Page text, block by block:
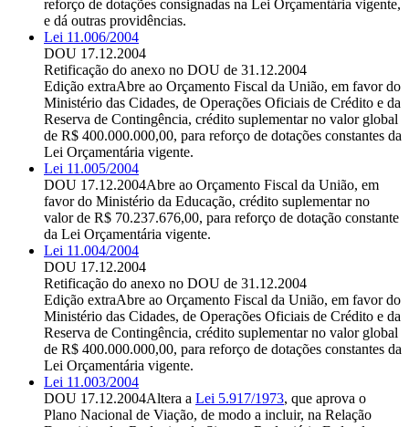
reforço de dotações consignadas na Lei Orçamentária vigente,
e dá outras providências.
Lei 11.006/2004
DOU 17.12.2004
Retificação do anexo no DOU de 31.12.2004
Edição extraAbre ao Orçamento Fiscal da União, em favor do
Ministério das Cidades, de Operações Oficiais de Crédito e da
Reserva de Contingência, crédito suplementar no valor global
de R$ 400.000.000,00, para reforço de dotações constantes da
Lei Orçamentária vigente.
Lei 11.005/2004
DOU 17.12.2004Abre ao Orçamento Fiscal da União, em
favor do Ministério da Educação, crédito suplementar no
valor de R$ 70.237.676,00, para reforço de dotação constante
da Lei Orçamentária vigente.
Lei 11.004/2004
DOU 17.12.2004
Retificação do anexo no DOU de 31.12.2004
Edição extraAbre ao Orçamento Fiscal da União, em favor do
Ministério das Cidades, de Operações Oficiais de Crédito e da
Reserva de Contingência, crédito suplementar no valor global
de R$ 400.000.000,00, para reforço de dotações constantes da
Lei Orçamentária vigente.
Lei 11.003/2004
DOU 17.12.2004Altera a Lei 5.917/1973, que aprova o
Plano Nacional de Viação, de modo a incluir, na Relação